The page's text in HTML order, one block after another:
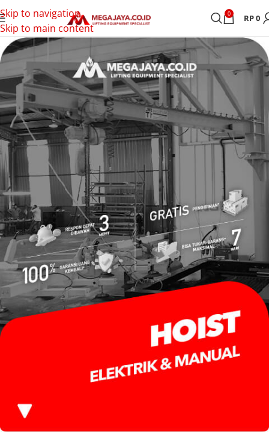
Skip to navigation
Skip to main content
0 RP0